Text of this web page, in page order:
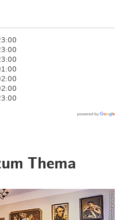
Thema